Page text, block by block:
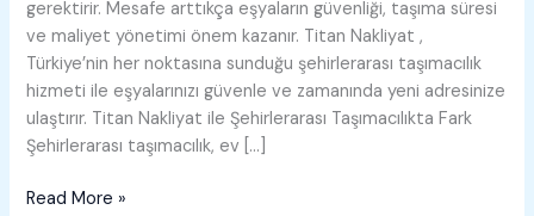
gerektirir. Mesafe arttıkça eşyaların güvenliği, taşıma süresi
ve maliyet yönetimi önem kazanır. Titan Nakliyat ,
Türkiye’nin her noktasına sunduğu şehirlerarası taşımacılık
hizmeti ile eşyalarınızı güvenle ve zamanında yeni adresinize
ulaştırır. Titan Nakliyat ile Şehirlerarası Taşımacılıkta Fark
Şehirlerarası taşımacılık, ev […]
Şehirlerarası
Read More »